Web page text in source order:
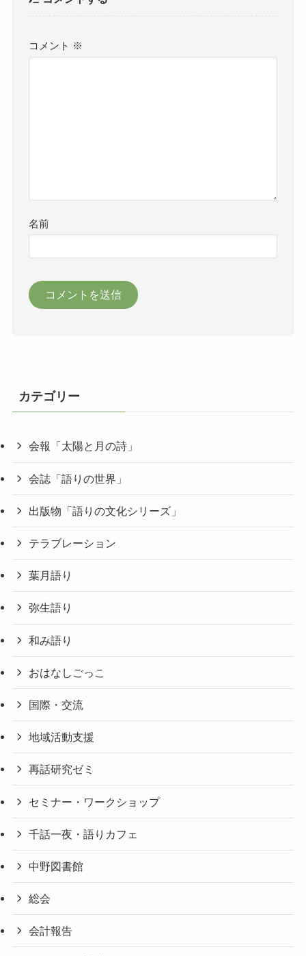
コメント ※
名前
カテゴリー
会報「太陽と月の詩」
会誌「語りの世界」
出版物「語りの文化シリーズ」
テラブレーション
葉月語り
弥生語り
和み語り
おはなしごっこ
国際・交流
地域活動支援
再話研究ゼミ
セミナー・ワークショップ
千話一夜・語りカフェ
中野図書館
総会
会計報告